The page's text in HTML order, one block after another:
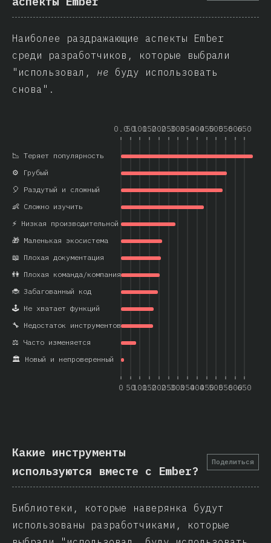
Наиболее раздражающие аспекты Ember
среди разработчиков, которые выбрали
"использовал, не буду использовать
снова".
0.050100150200250300350400450500550600650
0 50100150200250300350400450500550600650
🏛️ Новый и непроверенный
⚖️ Часто изменяется
🔧 Недостаток инструментов
🕹️ Не хватает функций
🐞 Забагованный код
👫 Плохая команда/компания
📖 Плохая документация
🎁 Маленькая экосистема
⚡ Низкая производительной
👶 Сложно изучить
🎈 Раздутый и сложный
⚙️ Грубый
📉 Теряет популярность
Какие инструменты
используются вместе с Ember?
Поделиться
Библиотеки, которые наверянка будут
использованы разработчиками, которые